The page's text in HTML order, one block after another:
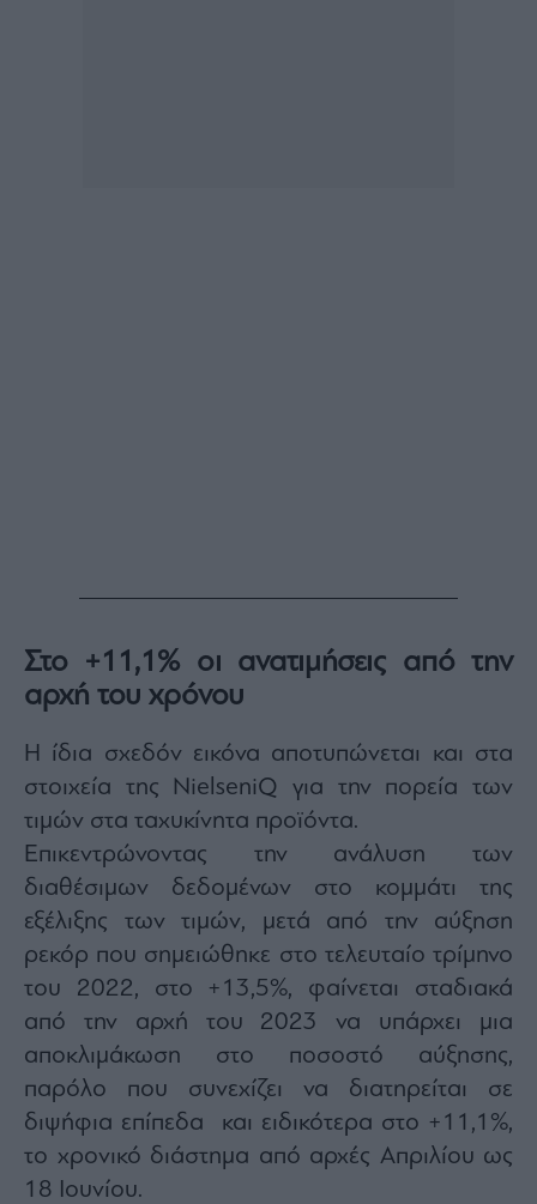
Στο +11,1% οι ανατιμήσεις από την
αρχή του χρόνου
Η ίδια σχεδόν εικόνα αποτυπώνεται και στα
στοιχεία της NielseniQ για την πορεία των
τιμών στα ταχυκίνητα προϊόντα.
Επικεντρώνοντας την ανάλυση των
διαθέσιμων δεδομένων στο κομμάτι της
εξέλιξης των τιμών, μετά από την αύξηση
ρεκόρ που σημειώθηκε στο τελευταίο τρίμηνο
του 2022, στο +13,5%, φαίνεται σταδιακά
από την αρχή του 2023 να υπάρχει μια
αποκλιμάκωση στο ποσοστό αύξησης,
παρόλο που συνεχίζει να διατηρείται σε
διψήφια επίπεδα και ειδικότερα στο +11,1%,
το χρονικό διάστημα από αρχές Απριλίου ως
18 Ιουνίου.